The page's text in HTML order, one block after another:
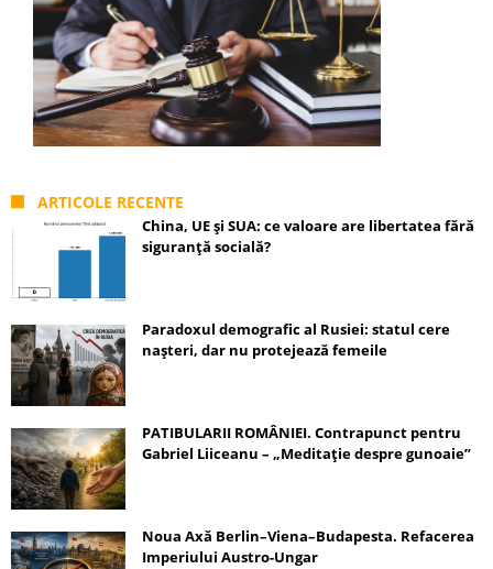
ARTICOLE RECENTE
China, UE și SUA: ce valoare are libertatea fără
siguranță socială?
Paradoxul demografic al Rusiei: statul cere
nașteri, dar nu protejează femeile
PATIBULARII ROMÂNIEI. Contrapunct pentru
Gabriel Liiceanu – „Meditație despre gunoaie”
Noua Axă Berlin–Viena–Budapesta. Refacerea
Imperiului Austro-Ungar